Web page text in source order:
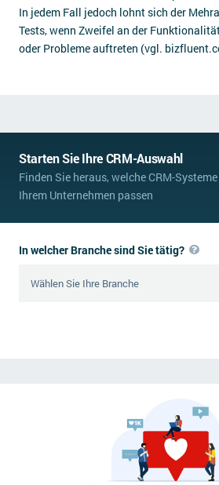
In jedem Fall jedoch lohnt sich der
Tests, wenn Zweifel an der
oder Probleme auftreten (vgl.
Starten Sie Ihre CRM-Auswahl
Finden Sie heraus, welche CRM-
Ihrem Unternehmen passen
In welcher Branche sind Sie tätig?